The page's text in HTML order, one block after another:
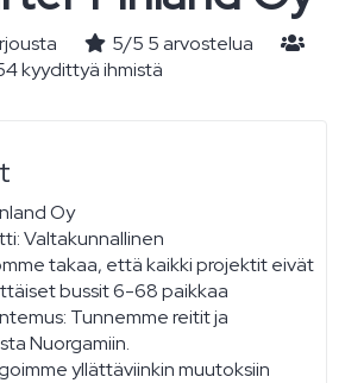
5/5 5arvostelua
kyydittyä ihmistä
Oy
Valtakunnallinen
takaa, että kaikki projektit eivät
bussit 6-68 paikkaa
Tunnemme reitit ja
Nuorgamiin.
yllättäviinkin muutoksiin